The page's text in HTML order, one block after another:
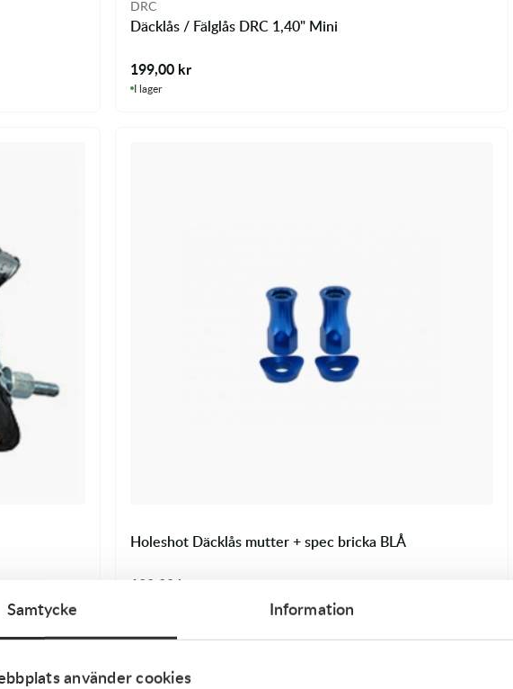
Samtycke Information
använder cookies
DRC
Däcklås / Fälglås DRC 1,40" Mini
199,00 kr
I lager
Holeshot Däcklås mutter + spec bricka BLÅ
139,00 kr